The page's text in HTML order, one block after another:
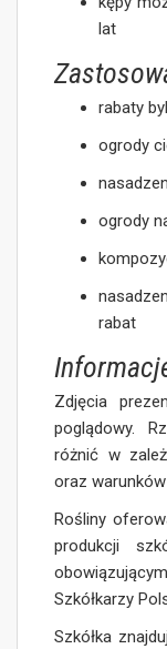
lat
rabaty
ogrody
ogrody
rabat
Zdjęcia
poglądowy.
różnić w
oraz
Rośliny
produkcji
Szkółkarzy
Szkółka